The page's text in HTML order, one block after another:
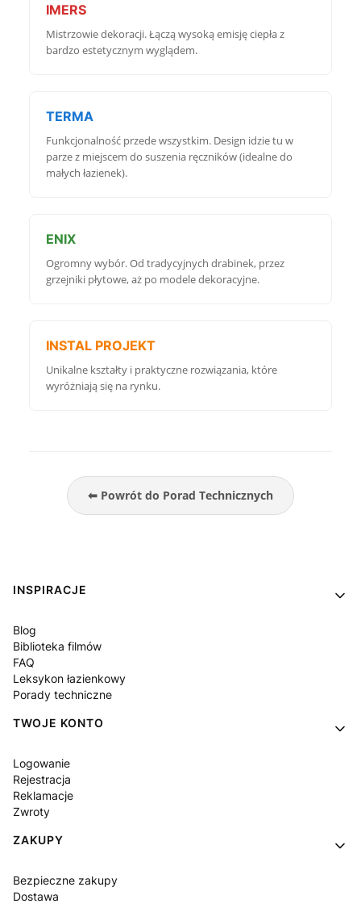
IMERS
Mistrzowie dekoracji. Łączą wysoką emisję ciepła z
bardzo estetycznym wyglądem.
TERMA
Funkcjonalność przede wszystkim. Design idzie tu w
parze z miejscem do suszenia ręczników (idealne do
małych łazienek).
ENIX
Ogromny wybór. Od tradycyjnych drabinek, przez
grzejniki płytowe, aż po modele dekoracyjne.
INSTAL PROJEKT
Unikalne kształty i praktyczne rozwiązania, które
wyróżniają się na rynku.
⬅ Powrót do Porad Technicznych
Linki w stopce
INSPIRACJE
Blog
Biblioteka filmów
FAQ
Leksykon łazienkowy
Porady techniczne
TWOJE KONTO
Logowanie
Rejestracja
Reklamacje
Zwroty
ZAKUPY
Bezpieczne zakupy
Dostawa